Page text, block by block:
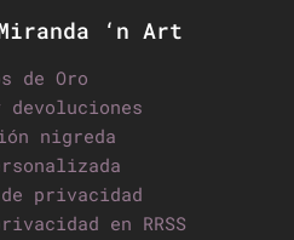
‘n Art
de Oro
devoluciones
nigreda
privacidad
en RRSS